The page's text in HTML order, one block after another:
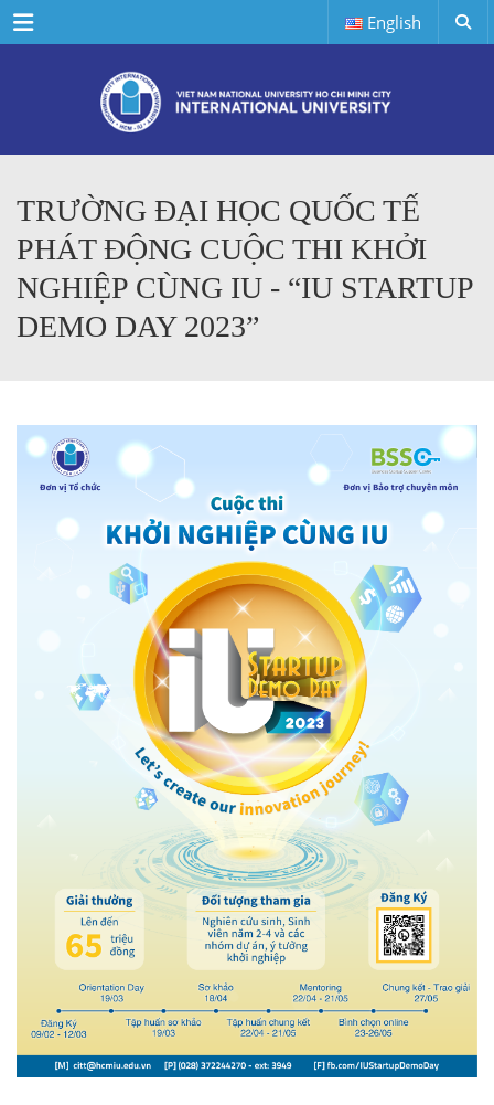
Menu English
TRƯỜNG ĐẠI HỌC QUỐC TẾ
PHÁT ĐỘNG CUỘC THI KHỞI
NGHIỆP CÙNG IU - “IU STARTUP
DEMO DAY 2023”